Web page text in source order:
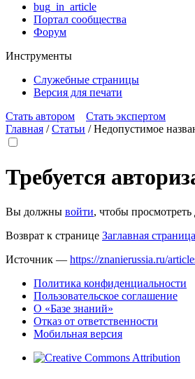
bug_in_article
Портал сообщества
Форум
Инструменты
Служебные страницы
Версия для печати
Стать автором
Стать экспертом
Главная /Статьи /Недопустимое
Требуется
Вы должны войти, чтобы
Возврат к странице Заглавная страница
Источник — https://znanierussia.ru/
Политика конфиденциальности
Пользовательское соглашение
О «Базе знаний»
Отказ от ответственности
Мобильная версия